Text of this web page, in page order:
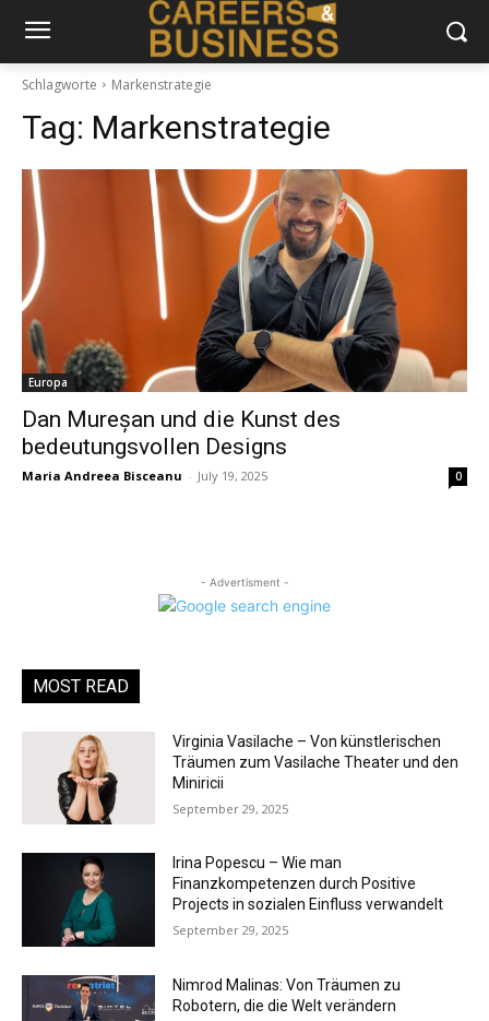
Schlagworte Markenstrategie
Tag: Markenstrategie
Europa
Dan Mureșan und die Kunst des
bedeutungsvollen Designs
Maria Andreea Bisceanu - July 19, 2025 0
- Advertisment -
MOST READ
Virginia Vasilache – Von künstlerischen
Träumen zum Vasilache Theater und den
Miniricii
September 29, 2025
Irina Popescu – Wie man
Finanzkompetenzen durch Positive
Projects in sozialen Einfluss verwandelt
September 29, 2025
Nimrod Malinas: Von Träumen zu
Robotern, die die Welt verändern